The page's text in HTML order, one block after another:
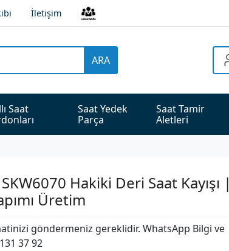
İletişim
ARA
Saat
Saat Yedek
Parça
Saat Tamir
Aletleri
Hakiki Deri Saat Kayışı |
Üretim
göndermeniz gereklidir. WhatsApp Bilgi ve
37 92